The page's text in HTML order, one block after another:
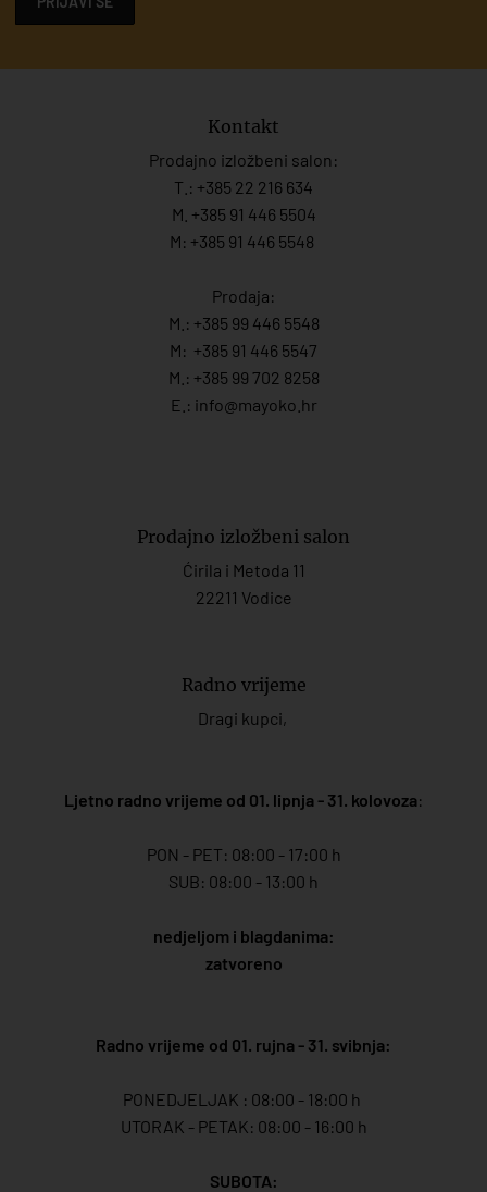
Kontakt
Prodajno izložbeni salon:
T.: +385 22 216 634
M. +385 91 446 5504
M: +385 91 446 5548
Prodaja:
M.: +385 99 446 5548
M: +385 91 446 5547
M.: +385 99 702 8258
E.: info@mayoko. hr
Prodajno izložbeni salon
Ćirila i Metoda 11
22211 Vodice
Radno vrijeme
Dragi kupci,
Ljetno radno vrijeme od 01. lipnja - 31. kolovoza:
PON - PET: 08:00 - 17:00 h
SUB: 08:00 - 13:00 h
nedjeljom i blagdanima:
zatvoreno
Radno vrijeme od 01. rujna - 31. svibnja:
PONEDJELJAK : 08:00 - 18:00 h
UTORAK - PETAK: 08:00 - 16:00 h
SUBOTA: